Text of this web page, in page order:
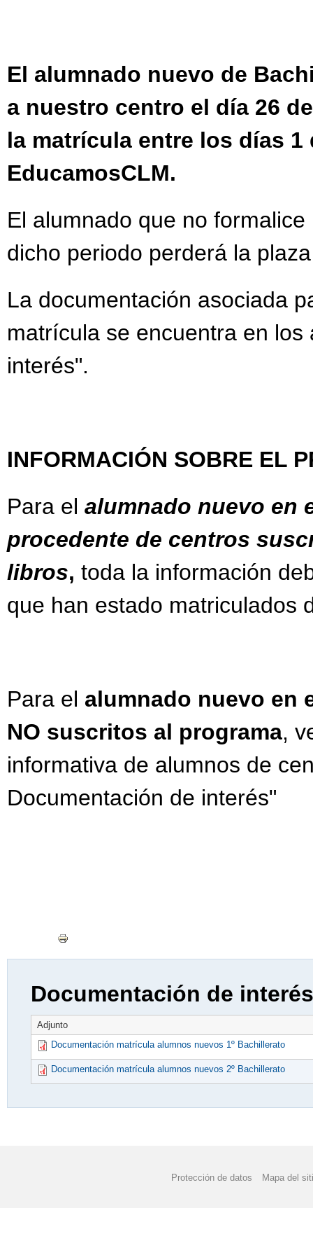
APROBADO EL
BLOG DEL EQUIPO
CIENCIA CON
PROGRAMACIÓN
El alumnado nuevo de
a nuestro centro el día 26
la matrícula entre los días
EducamosCLM.
El alumnado que no
dicho periodo perderá la
La documentación asociada
matrícula se encuentra en
interés".
INFORMACIÓN SOBRE EL
Para el alumnado nuevo en
procedente de centros
libros, toda la información
que han estado matriculados
Para el alumnado nuevo en
NO suscritos al programa,
informativa de alumnos de
Documentación de interés"
Documentación de
Adjunto
Documentación matrícula alumnos nuevos 1º Bachillerato
Documentación matrícula alumnos nuevos 2º Bachillerato
Protección de datos Mapa del